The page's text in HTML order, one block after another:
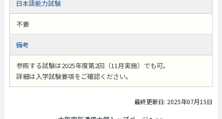
日本語能力試験
不要
備考
参照する試験は2025年度第2回（11月実施）でも可。
詳細は入学試験要項をご確認ください。
最終更新日: 2025年07月15日